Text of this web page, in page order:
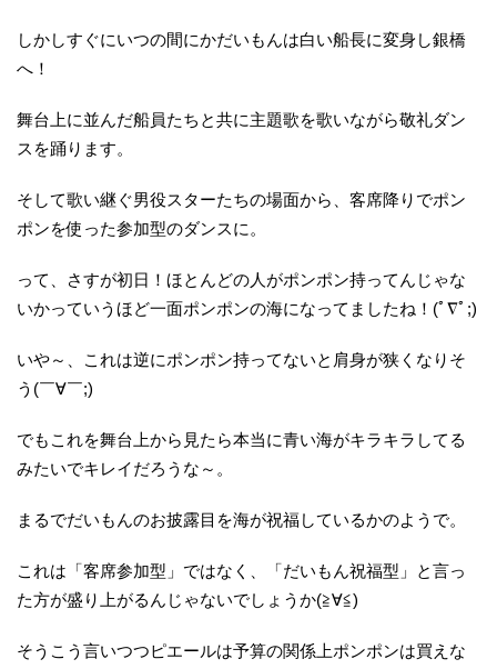
しかしすぐにいつの間にかだいもんは白い船長に変身し銀橋
へ！
舞台上に並んだ船員たちと共に主題歌を歌いながら敬礼ダン
スを踊ります。
そして歌い継ぐ男役スターたちの場面から、客席降りでポン
ポンを使った参加型のダンスに。
って、さすが初日！ほとんどの人がポンポン持ってんじゃな
いかっていうほど一面ポンポンの海になってましたね！(ﾟ∇ﾟ;)
いや～、これは逆にポンポン持ってないと肩身が狭くなりそ
う(￣∀￣;)
でもこれを舞台上から見たら本当に青い海がキラキラしてる
みたいでキレイだろうな～。
まるでだいもんのお披露目を海が祝福しているかのようで。
これは「客席参加型」ではなく、「だいもん祝福型」と言っ
た方が盛り上がるんじゃないでしょうか(≧∀≦)
そうこう言いつつピエールは予算の関係上ポンポンは買えな